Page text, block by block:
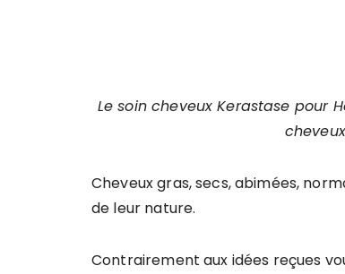
Le soin cheveux Kerastase pour
Cheveux gras, secs, abimées,
de leur nature.
Contrairement aux idées reçues